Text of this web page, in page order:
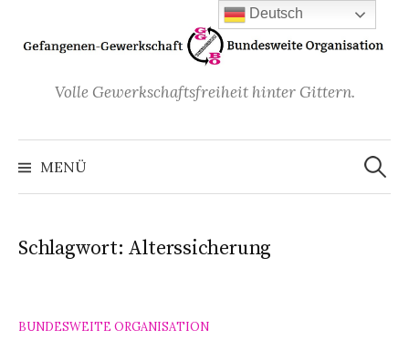
Inhalt
überspringen
Volle Gewerkschaftsfreiheit hinter Gittern.
MENÜ
Suchen
nach:
Schlagwort: Alterssicherung
BUNDESWEITE ORGANISATION
Deutsch